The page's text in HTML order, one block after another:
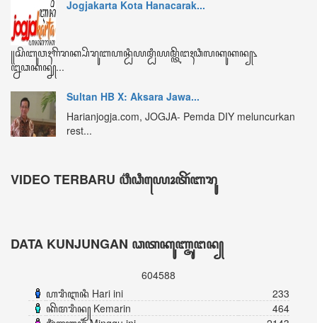
ꦏꦼꦩꦫꦶꦤ꧀ Kemarin
ꦩꦶꦁꦒꦸꦆꦤꦶ Minggu ini
ꦧꦸꦭꦤ꧀ꦆꦤꦶ Bulan ini
ꦏꦼꦱꦼꦭꦸꦫꦸꦲꦤ꧀ Keseluruhan
604588